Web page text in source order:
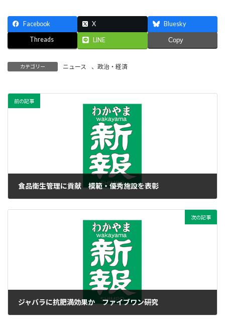
Facebook X Bluesky
Threads LINE Copy
カテゴリー ニュース 、 政治・経済
前の記事
食品衛生管理に貢献 模範・優秀施設を表彰
次の記事
ジャバラに抗肥満効果か ファイブワン研究